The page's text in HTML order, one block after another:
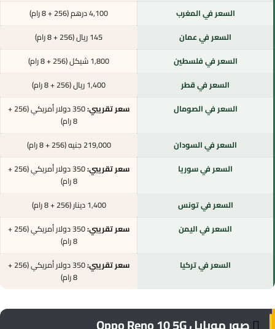
السعر في المغرب
4,100 درهم (256 + 8 رام)
السعر في عمان
145 ريال (256 + 8 رام)
السعر في فلسطين
1,800 شيكل (256 + 8 رام)
السعر في قطر
1,400 ريال (256 + 8 رام)
السعر في الصومال
سعر تقريبي:
350 دولار أمريكي (256 +
8 رام)
السعر في السودان
219,000 جنيه (256 + 8 رام)
السعر في سوريا
سعر تقريبي:
350 دولار أمريكي (256 +
8 رام)
السعر في تونس
1,400 دينار (256 + 8 رام)
السعر في اليمن
سعر تقريبي:
350 دولار أمريكي (256 +
8 رام)
السعر في تركيا
سعر تقريبي:
350 دولار أمريكي (256 +
8 رام)